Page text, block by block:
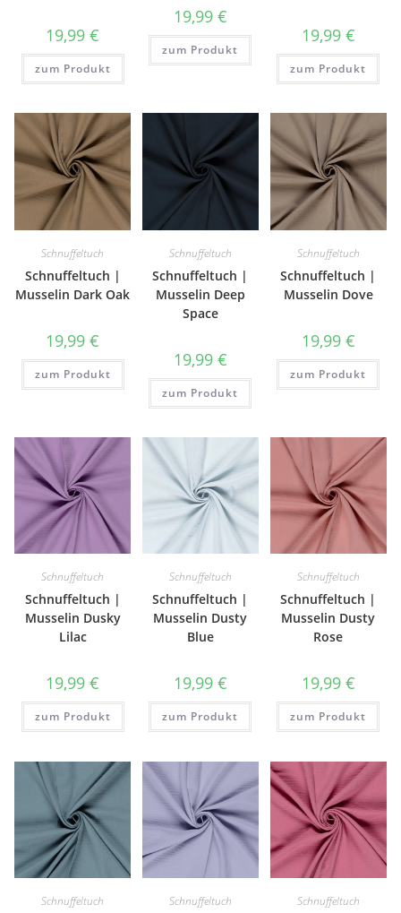
19,99€
zum Produkt
19,99 €
zum Produkt
19,99 €
zum Produkt
Schnuffeltuch
Schnuffeltuch |
Musselin Dark Oak
19,99€
zum Produkt
Schnuffeltuch
Schnuffeltuch |
Musselin Deep
Space
19,99 €
zum Produkt
Schnuffeltuch
Schnuffeltuch |
Musselin Dove
19,99 €
zum Produkt
Schnuffeltuch
Schnuffeltuch |
Musselin Dusky
Lilac
19,99€
zum Produkt
Schnuffeltuch
Schnuffeltuch |
Musselin Dusty
Blue
19,99 €
zum Produkt
Schnuffeltuch
Schnuffeltuch |
Musselin Dusty
Rose
19,99 €
zum Produkt
Schnuffeltuch Schnuffeltuch Schnuffeltuch